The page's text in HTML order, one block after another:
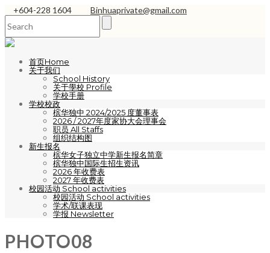
+604-228 1604 Binhuaprivate@gmail.com
首页Home
关于我们
School History
关于學校 Profile
学校手册
学校校政
槟华独中 2024/2025 度董事表
2026 / 2027年度家协大会理事会
职员 All Staffs
组织结构图
新生报名
槟华女子独立中学新生报名简章
槟华独中国际生招生资讯
2026 年收费表
2027 年收费表
校园活动 School activities
校园活动 School activities
学术/联课表现
学报 Newsletter
PHOTO08